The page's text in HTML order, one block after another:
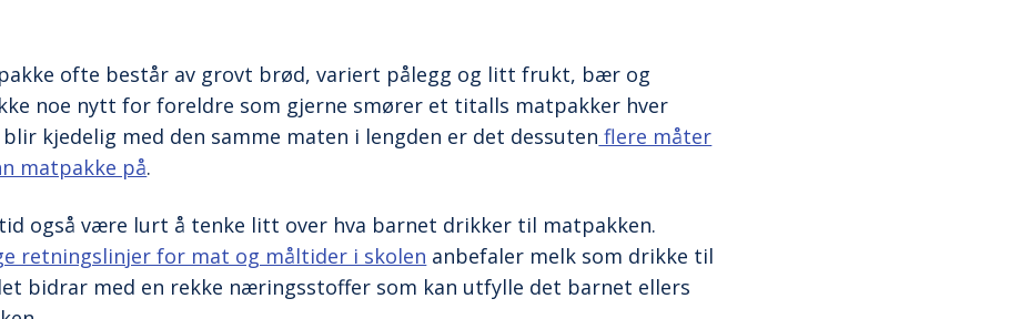
ofte består av grovt brød, variert pålegg og litt frukt, bær og
noe nytt for foreldre som gjerne smører et titalls matpakker hver
kjedelig med den samme maten i lengden er det dessuten flere måter
matpakke på.
også være lurt å tenke litt over hva barnet drikker til matpakken.
retningslinjer for mat og måltider i skolen anbefaler melk som drikke til
bidrar med en rekke næringsstoffer som kan utfylle det barnet ellers